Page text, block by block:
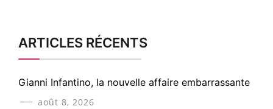
ARTICLES RÉCENTS
Gianni Infantino, la nouvelle affaire embarrassante
août 8, 2026